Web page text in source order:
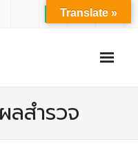
ลสำรวจ
Translate »